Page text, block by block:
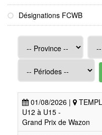
Désignations FCWB
01/08/2026 |
U12 à U15 -
Grand Prix de Wazon